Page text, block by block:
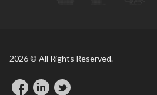
2026 © All Rights Reserved.